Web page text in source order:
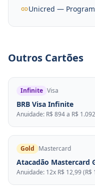
Unicred —
Outros Cartões
Infinite Visa
BRB Visa Infinite
Anuidade: R$ 894 a R$ 1.092
Gold Mastercard
Atacadão Mastercard
Anuidade: 12x R$ 12,99